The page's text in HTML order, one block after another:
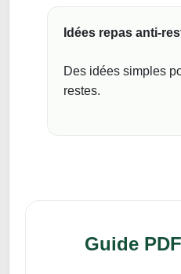
Idées repas anti-
Des idées simples
restes.
Guide